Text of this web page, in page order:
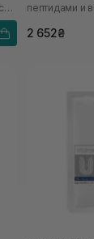
пептидами и
2 652₴